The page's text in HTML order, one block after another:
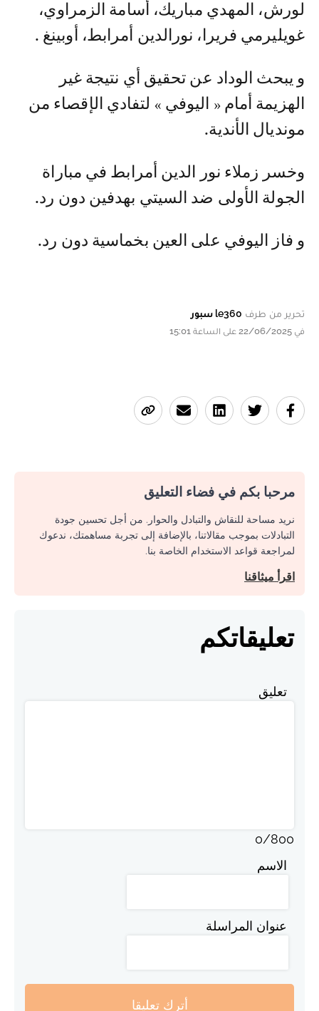
لورش، المهدي مباريك، أسامة الزمراوي،
غويليرمي فريرا، نورالدين أمرابط، أوبينغ .
و يبحث الوداد عن تحقيق أي نتيجة غير
الهزيمة أمام « اليوفي » لتفادي الإقصاء من
مونديال الأندية.
وخسر زملاء نور الدين أمرابط في مباراة
الجولة الأولى ضد السيتي بهدفين دون رد.
و فاز اليوفي على العين بخماسية دون رد.
تحرير من طرف le360 سبور
في 22/06/2025 على الساعة 15:01
مرحبا بكم في فضاء التعليق
نريد مساحة للنقاش والتبادل والحوار. من أجل تحسين جودة
التبادلات بموجب مقالاتنا، بالإضافة إلى تجربة مساهمتك، ندعوك
لمراجعة قواعد الاستخدام الخاصة بنا.
اقرأ ميثاقنا
تعليقاتكم
تعليق
0/800
الاسم
عنوان المراسلة
أترك تعليقا